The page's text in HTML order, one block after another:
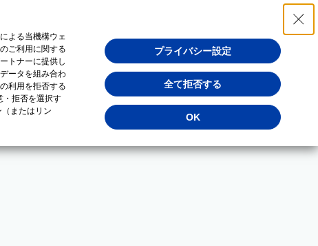
よる当機構ウェ
ご利用に関する
トナーに提供し
ータを組み合わ
利用を拒否する
・拒否を選択す
またはリン
プライバシー設定
全て拒否する
OK